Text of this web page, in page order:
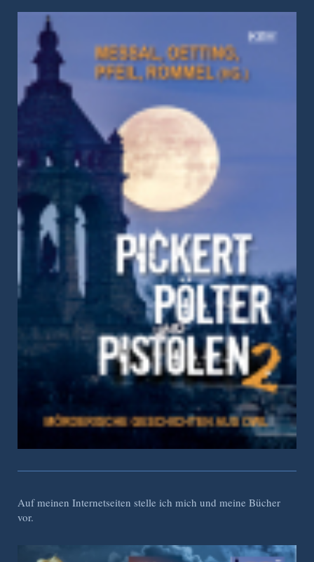
Auf meinen Internetseiten stelle ich mich und meine Bücher
vor.